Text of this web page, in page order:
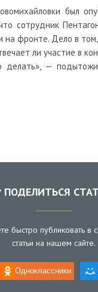
был
сотрудник
фронте. Дело в
ли участие в
—
ПОДЕЛИТЬСЯ
быстро публиковать в
статьи на нашем сайте.
Одноклассники